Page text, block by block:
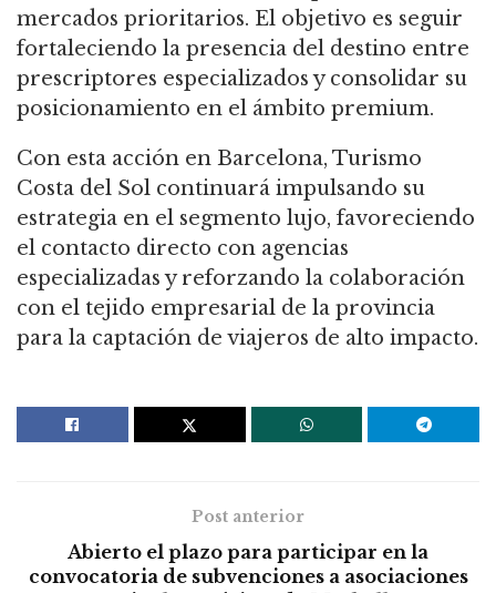
mercados prioritarios. El objetivo es seguir
fortaleciendo la presencia del destino entre
prescriptores especializados y consolidar su
posicionamiento en el ámbito premium.
Con esta acción en Barcelona, Turismo
Costa del Sol continuará impulsando su
estrategia en el segmento lujo, favoreciendo
el contacto directo con agencias
especializadas y reforzando la colaboración
con el tejido empresarial de la provincia
para la captación de viajeros de alto impacto.
Post anterior
Abierto el plazo para participar en la
convocatoria de subvenciones a asociaciones